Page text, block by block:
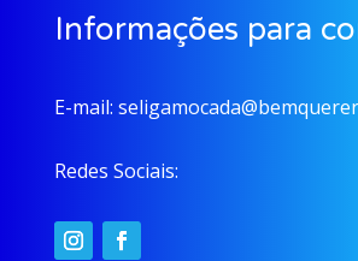
Informações para
E-mail:
Redes Sociais: